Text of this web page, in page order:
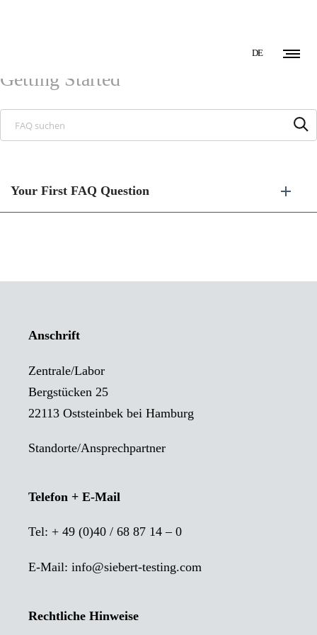
DE
Getting Started
Your First FAQ Question
Anschrift
Zentrale/Labor
Bergstücken 25
22113 Oststeinbek bei Hamburg
Standorte/Ansprechpartner
Telefon + E-Mail
Tel: + 49 (0)40 / 68 87 14 – 0
E-Mail: info@siebert-testing.com
Rechtliche Hinweise